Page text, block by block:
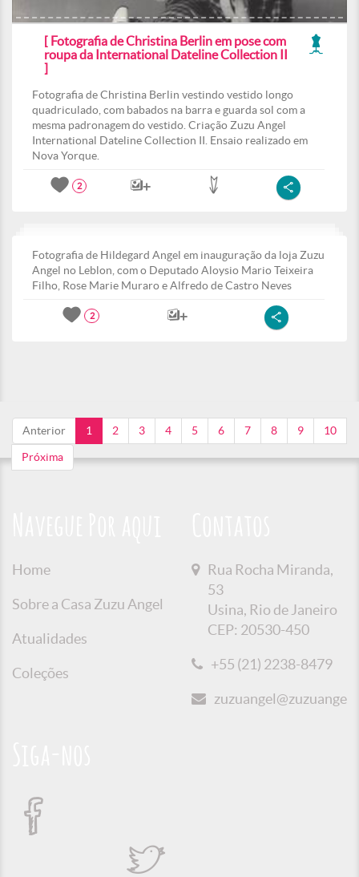
[ Fotografia de Christina Berlin em pose com
roupa da International Dateline Collection II
]
Fotografia de Christina Berlin vestindo vestido longo
quadriculado, com babados na barra e guarda sol com a
mesma padronagem do vestido. Criação Zuzu Angel
International Dateline Collection II. Ensaio realizado em
Nova Yorque.
2
Fotografia de Hildegard Angel em inauguração da loja Zuzu
Angel no Leblon, com o Deputado Aloysio Mario Teixeira
Filho, Rose Marie Muraro e Alfredo de Castro Neves
2
Anterior 1 2 3 4 5 6 7 8 9 10
Próxima
Home
Sobre a Casa Zuzu Angel
Atualidades
Coleções
Rua Rocha Miranda,
53
Usina, Rio de Janeiro
CEP: 20530-450
+55 (21) 2238-8479